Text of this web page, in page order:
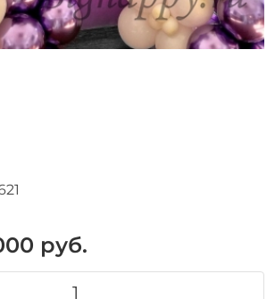
руб.